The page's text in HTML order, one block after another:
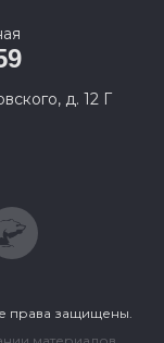
д. 12 Г
права защищены.